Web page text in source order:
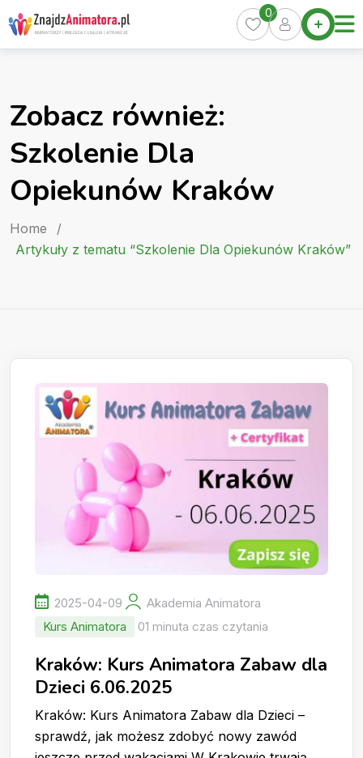
Skip
to
content
Home
Oferty
Artykuły
0
Zobacz również:
Szkolenie Dla
Opiekunów Kraków
Home
/
Artykuły z tematu “Szkolenie Dla Opiekunów Kraków”
2025-04-09
Akademia Animatora
Kurs Animatora
01 minuta czas czytania
Kraków: Kurs Animatora Zabaw dla
Dzieci 6.06.2025
Kraków: Kurs Animatora Zabaw dla Dzieci –
sprawdź, jak możesz zdobyć nowy zawód